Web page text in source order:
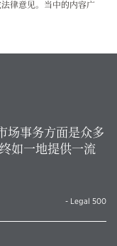
律意见。当中的内容广
场事务方面是众多
如一地提供一流
- Legal 500